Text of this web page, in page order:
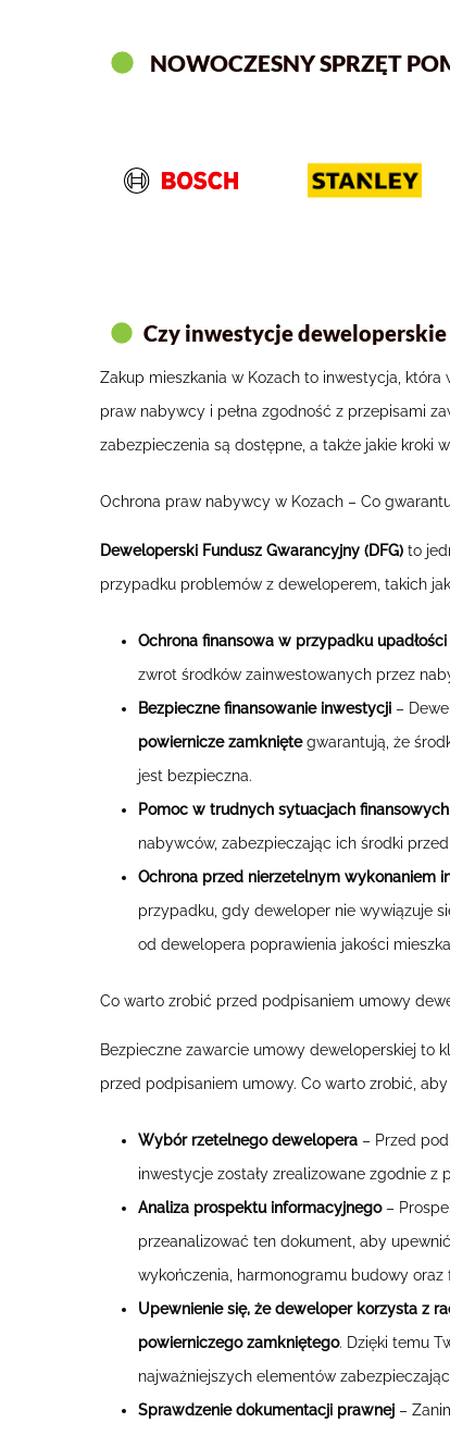
NOWOCZESNY SPRZĘT
Czy inwestycje deweloperskie
Zakup mieszkania w Kozach to inwestycja,
praw nabywcy i pełna zgodność z przepisami
zabezpieczenia są dostępne, a także jakie kroki
Ochrona praw nabywcy w Kozach – Co
Deweloperski Fundusz Gwarancyjny (DFG) to
przypadku problemów z deweloperem, takich
Ochrona finansowa w przypadku
zwrot środków zainwestowanych przez
Bezpieczne finansowanie inwestycji –
powiernicze zamkniętegwarantują, że
jest bezpieczna.
Pomoc w trudnych sytuacjach
nabywców, zabezpieczając ich środki
Ochrona przed nierzetelnym wykonaniem
przypadku, gdy deweloper nie wywiązuje
od dewelopera poprawienia jakości
Co warto zrobić przed podpisaniem umowy
Bezpieczne zawarcie umowy deweloperskiej to
przed podpisaniem umowy. Co warto zrobić,
Wybór rzetelnego dewelopera – Przed
inwestycje zostały zrealizowane zgodnie
Analiza prospektu informacyjnego–
przeanalizować ten dokument, aby
wykończenia, harmonogramu budowy oraz
Upewnienie się, że deweloper korzysta z
powierniczego zamkniętego. Dzięki temu
najważniejszych elementów
Sprawdzenie dokumentacji prawnej –